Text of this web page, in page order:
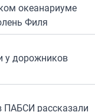
океанариуме
Филя
у дорожников
ПАБСИ рассказали